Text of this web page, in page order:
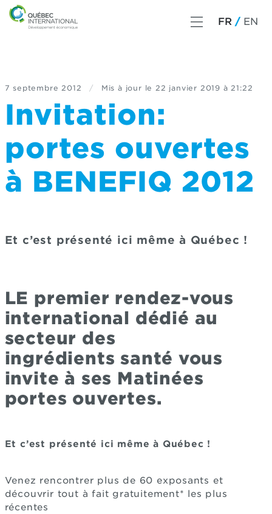
FR EN
7 septembre 2012 / Mis à jour le 22 janvier 2019 à 21:22
Invitation:
portes ouvertes
à BENEFIQ 2012
Et c’est présenté ici même à Québec !
LE premier rendez-vous
international dédié au
secteur des
ingrédients santé vous
invite à ses Matinées
portes ouvertes.
Et c’est présenté ici même à Québec !
Venez rencontrer plus de 60 exposants et
découvrir tout à fait gratuitement* les plus
récentes